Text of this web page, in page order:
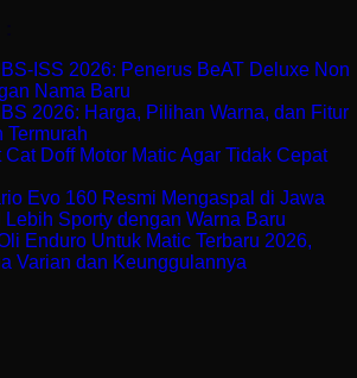
ISS 2026: Penerus BeAT Deluxe Non
Nama Baru
2026: Harga, Pilihan Warna, dan Fitur
Termurah
Doff Motor Matic Agar Tidak Cepat
Evo 160 Resmi Mengaspal di Jawa
Lebih Sporty dengan Warna Baru
Enduro Untuk Matic Terbaru 2026,
Varian dan Keunggulannya